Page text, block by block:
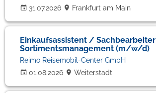
31.07.2026
Frankfurt am Main
Einkaufsassistent / Sachbearbeiter
Sortimentsmanagement (m/w/d)
01.08.2026
Reimo Reisemobil-Center GmbH
Weiterstadt